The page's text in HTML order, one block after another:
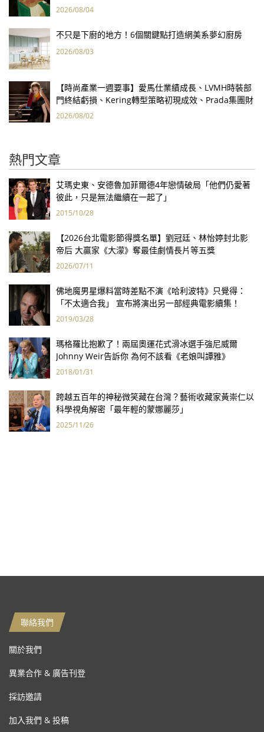
2026/08/04
不只是下廚的地方！6個關鍵點打造網美系夢幻廚房
2026/08/03
【時尚產業一週要事】愛馬仕業績成長、LVMH時裝部
門終結虧損、Kering轉型策略初現成效、Prada集團財
報亮眼
2026/08/02
熱門文章
艾瑪史東、安德魯加菲爾德4年戀情破局「他們仍愛著
彼此，只是無法繼續在一起了」
2015/10/28
【2026台北電影節得獎名單】劉冠廷、林怡婷封北影
帝后 大贏家《大濛》奪最佳劇情長片等五獎
2026/07/11
佛地魔男星爆料當時差點不演《哈利波特》只覺得：
「不太適合我」 宣布將演出另一部經典電影續集！
2019/03/28
瑪格羅比抱歉了！兩屆奧運花式滑冰選手強尼威爾
Johnny Weir告訴你 為何不該看《老娘叫譚雅》
2018/01/31
跨越五百年的神秘微笑藏在台灣？藝術收藏家黃崇仁以
科學視角解密「最年輕的蒙娜麗莎」
2025/11/26
聯絡我們
關於我們
異業合作 & 廣告刊登
採訪邀請
加入我們 & 投稿